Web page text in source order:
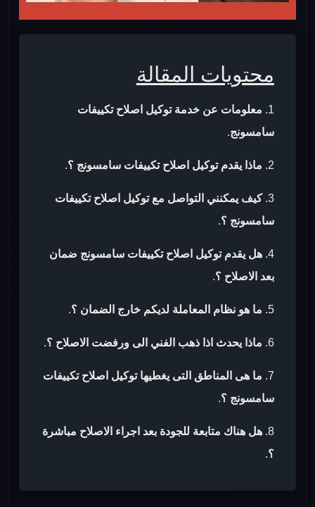
محتويات المقالة
معلومات عن خدمة توكيل اصلاح تكييفات
سامسونج.
ماذا يقدم توكيل اصلاح تكييفات سامسونج ؟.
كيف يمكنني التواصل مع توكيل اصلاح تكييفات
سامسونج ؟.
هل يقدم توكيل اصلاح تكييفات سامسونج ضمان
بعد الاصلاح ؟.
ما هو نظام المعاملة لديكم خارج الضمان ؟.
ماذا يحدث اذا ذهب الفني الى ورفضت الاصلاح ؟.
ما هى المناطق التى يغطيها توكيل اصلاح تكييفات
سامسونج ؟.
هل هناك متابعة للجودة بعد اجراء الاصلاح مباشرة
؟.